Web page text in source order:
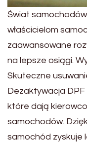
Świat
właścicielom
zaawansowane
na lepsze osiągi.
Skuteczne
Dezaktywacja
które dają
samochodów.
samochód zyskuje